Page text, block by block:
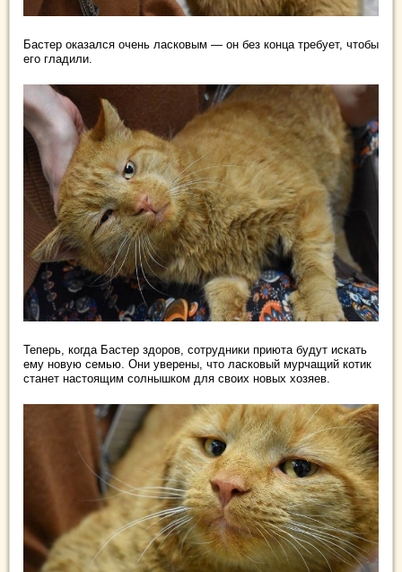
Бастер оказался очень ласковым — он без конца требует, чтобы
его гладили.
Теперь, когда Бастер здоров, сотрудники приюта будут искать
ему новую семью. Они уверены, что ласковый мурчащий котик
станет настоящим солнышком для своих новых хозяев.